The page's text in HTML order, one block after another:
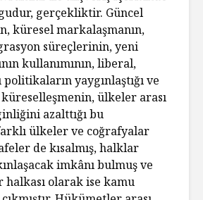
gerçekliktir. Güncel
küresel markalaşmanın,
süreçlerinin, yeni
kullanımının, liberal,
politikaların yaygınlaştığı ve
ülkeler arası
azalttığı bu
ülkeler ve coğrafyalar
de kısalmış, halklar
imkânı bulmuş ve
olarak ise kamu